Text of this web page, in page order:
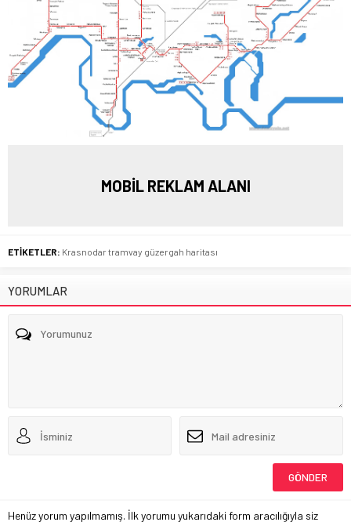
MOBİL REKLAM ALANI
ETİKETLER: Krasnodar tramvay güzergah haritası
YORUMLAR
Henüz yorum yapılmamış. İlk yorumu yukarıdaki form aracılığıyla siz